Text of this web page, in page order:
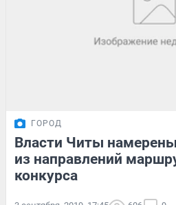
ГОРОД
Власти Читы
из направлений
конкурса